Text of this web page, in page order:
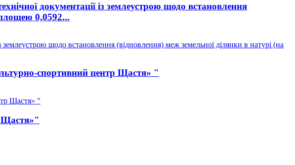
документації із землеустрою щодо встановлення
площею 0,0592...
щодо встановлення (відновлення) меж земельної ділянки в натурі (на
спортивний центр Щастя» "
Щастя» "